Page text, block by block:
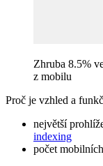
Zhruba 8.5%
z mobilu
Proč je vzhled a
největší
indexing
počet